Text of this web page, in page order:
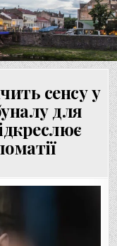
сенсу у
для